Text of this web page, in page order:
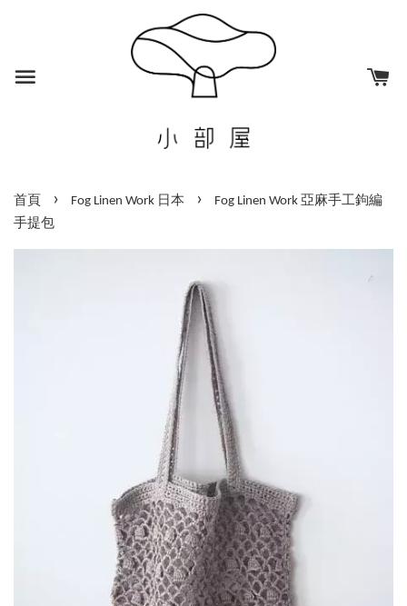
首頁 › Fog Linen Work 日本 ›
Fog Linen Work 亞麻手工鉤編
手提包